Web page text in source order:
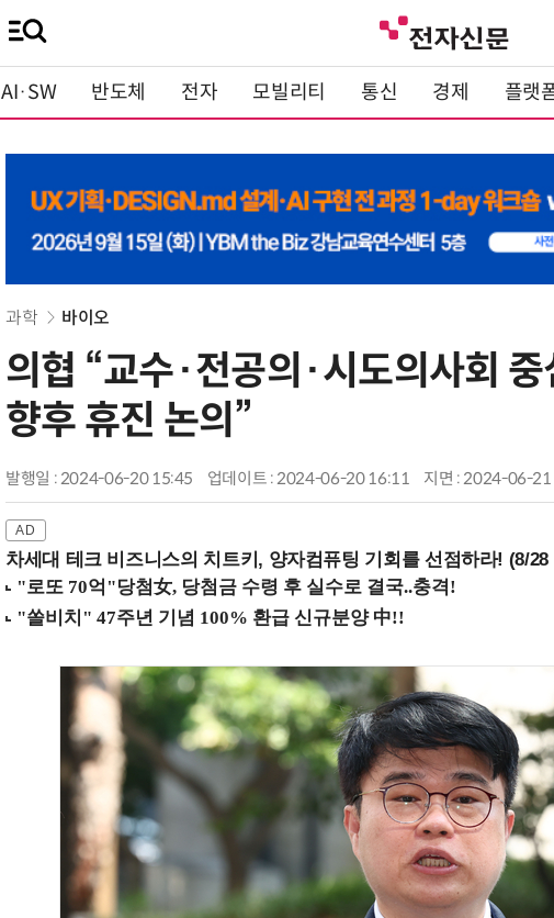
AI·SW 반도체 전자 모빌리티 통신 경제 플랫
과학 바이오
의협 “교수·전공의·시도의사회
향후 휴진 논의”
발행일 : 2024-06-20 15:45 업데이트 : 2024-06-20 16:11 지면 :2024-06-21
차세대 테크 비즈니스의 치트키, 양자컴퓨팅 기회를 선점하라! (8/28